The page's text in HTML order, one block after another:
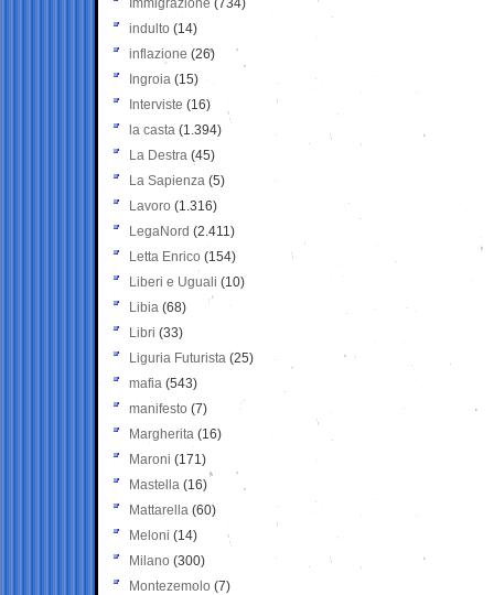
Immigrazione (734)
indulto (14)
inflazione (26)
Ingroia (15)
Interviste (16)
la casta (1.394)
La Destra (45)
La Sapienza (5)
Lavoro (1.316)
LegaNord (2.411)
Letta Enrico (154)
Liberi e Uguali (10)
Libia (68)
Libri (33)
Liguria Futurista (25)
mafia (543)
manifesto (7)
Margherita (16)
Maroni (171)
Mastella (16)
Mattarella (60)
Meloni (14)
Milano (300)
Montezemolo (7)